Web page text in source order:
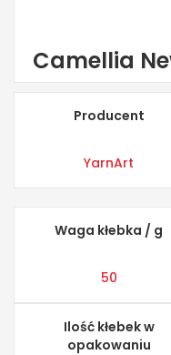
Camellia
Producent
YarnArt
Waga kłebka / g
50
Ilość kłebek w
opakowaniu